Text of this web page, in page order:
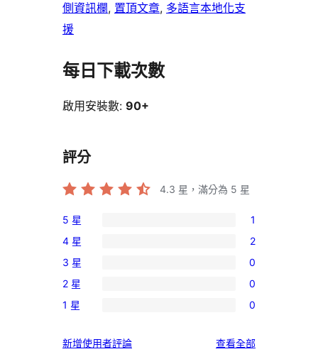
側資訊欄, 置頂文章, 多語言本地化支
援
每日下載次數
啟用安裝數: 90+
評分
4.3 星，滿分為 5 星
1
個
5
星
使
者
5 星 1
2
個
4
星
用
4 星 2
0
個
3
使
3 星 0
0
個
星
2 星 0
0
1
1 星 0
新增使用者評論 查看全部使